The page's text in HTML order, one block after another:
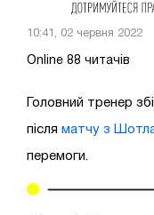
10:41, 02 червня 2022
Online 88 читачів
Головний тренер
після матчу з
перемоги.